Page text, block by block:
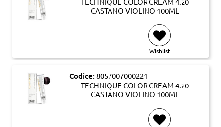
CASTANO VIOLINO 100ML
Wishlist
Codice: 8057007000221
TECHNIQUE COLOR CREAM 4.20
CASTANO VIOLINO 100ML